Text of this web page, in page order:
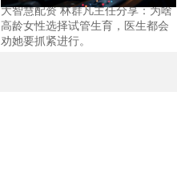
大智慧配资 林群凡主任分享：为啥
高龄女性选择试管生育，医生都会
劝她要抓紧进行。